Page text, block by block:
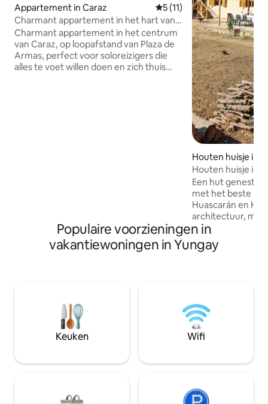
Appartement in Caraz Gemiddelde beoordeling
5 (11)
Charmant appartement in het hart van
Caraz
Charmant appartement in het centrum
van Caraz, op loopafstand van Plaza de
Armas, perfect voor soloreizigers die
alles te voet willen doen en zich thuis
Houten huisje in
Houten huisje in
Een hut
met het beste
Huascarán en
architectuur, met
en houten
rustieke geest
een prachtige
en met familie te
brengen met je
vrienden.
Populaire voorzieningen in
vakantiewoningen in Yungay
Keuken Wifi